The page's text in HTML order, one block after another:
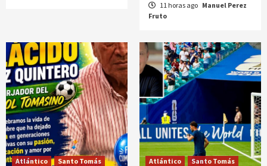
11 horas ago Manuel Perez
Fruto
Atlántico Santo Tomás Atlántico Santo Tomás